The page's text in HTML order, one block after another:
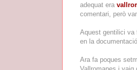
adequat era
comentari, però
Aquest gentilici va
en la
Ara fa poques
Vallromanes i vaig